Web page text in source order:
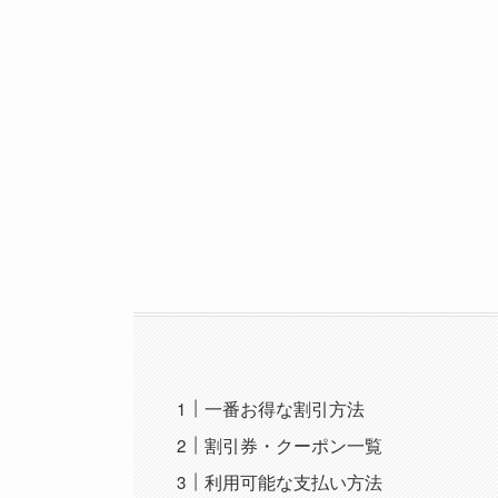
一番お得な割引方法
割引券・クーポン一覧
利用可能な支払い方法